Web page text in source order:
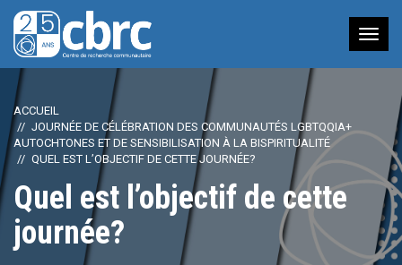
à
ACCUEIL
JOURNÉE DE CÉLÉBRATION DES COMMUNAUTÉS LGBTQQIA+
AUTOCHTONES ET DE SENSIBILISATION À LA BISPIRITUALITÉ
QUEL EST L’OBJECTIF DE CETTE JOURNÉE?
Quel est l’objectif de cette
journée?